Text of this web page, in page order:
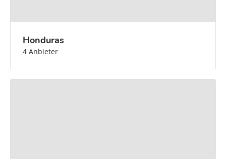
Honduras
4 Anbieter